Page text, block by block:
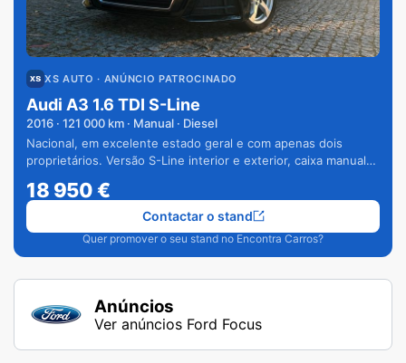
XS AUTO · ANÚNCIO PATROCINADO
Audi A3 1.6 TDI S-Line
2016 · 121 000 km · Manual · Diesel
Nacional, em excelente estado geral e com apenas dois
proprietários. Versão S-Line interior e exterior, caixa manual
18 950€
Quer promover o seu stand no Encontra Carros?
Contactar o stand
Anúncios
Ver anúncios Ford Focus